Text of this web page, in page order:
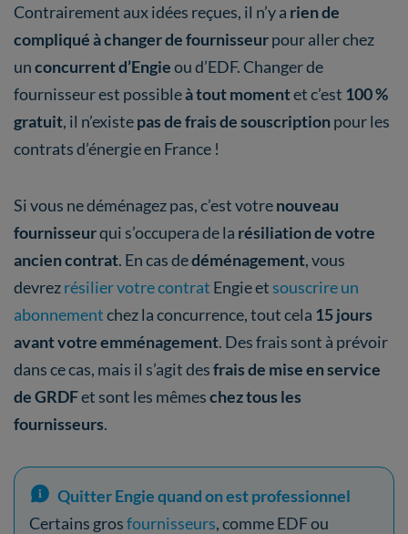
Contrairement aux idées reçues, il n’y a rien de
compliqué à changer de fournisseurpour aller chez
unconcurrent d’Engieou d’EDF. Changer de
fournisseur est possibleà tout momentet c’est 100 %
gratuit, il n’existepas de frais de souscriptionpour les
contrats d’énergie en France !
Si vous ne déménagez pas, c’est votrenouveau
fournisseurqui s’occupera de la résiliation de votre
ancien contrat. En cas dedéménagement, vous
devrezrésilier votre contrat Engie etsouscrire un
abonnementchez la concurrence, tout cela 15 jours
avant votre emménagement. Des frais sont à prévoir
dans ce cas, mais il s’agit desfrais de mise en service
de GRDFet sont les mêmeschez tous les
fournisseurs.
Quitter Engie quand on est professionnel
Certains grosfournisseurs, comme EDF ou